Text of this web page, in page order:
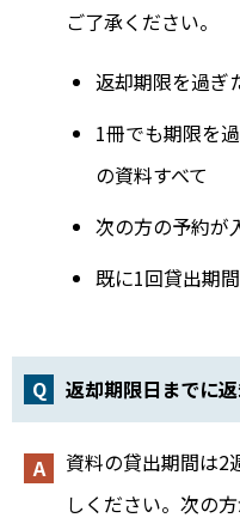
ご了承ください。
返却期限を過ぎ
1冊でも期限を
の資料すべて
次の方の予約が
既に1回貸出期
返却期限日までに
資料の貸出期間は2
しください。次の